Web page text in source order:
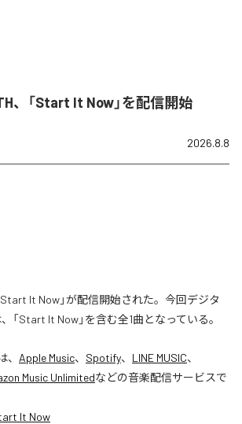
、「Start It Now」を配信開始
2026.8.8
Start It Now」が配信開始された。今回デジタ
「Start It Now」を含む全1曲となっている。
、 Apple Music、 Spotify、 LINE MUSIC、
Music Unlimitedなどの音楽配信サービスで
It Now